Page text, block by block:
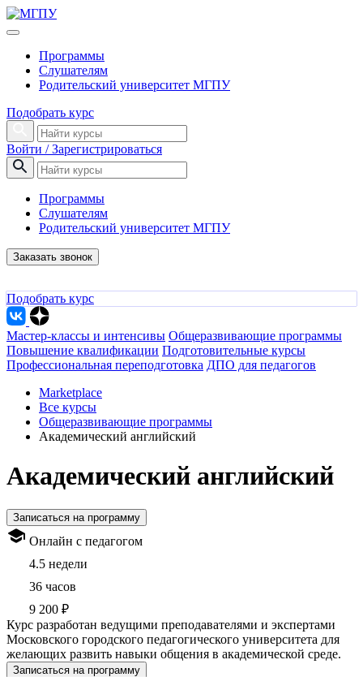
Программы
Слушателям
Родительский университет МГПУ
Подобрать курс
Войти / Зарегистрироваться
Программы
Слушателям
Родительский университет МГПУ
Заказать звонок
Подобрать курс
Мастер-классы и интенсивы Общеразвивающие программы
Повышение квалификации Подготовительные курсы
Профессиональная переподготовка ДПО для педагогов
Marketplace
Все курсы
Общеразвивающие программы
Академический английский
Академический английский
Записаться на программу
Онлайн с педагогом
4.5 недели
36 часов
9 200 ₽
Курс разработан ведущими преподавателями и экспертами
Московского городского педагогического университета для
желающих развить навыки общения в академической среде.
Записаться на программу